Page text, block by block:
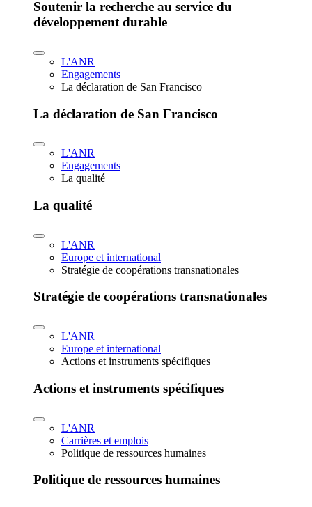
Soutenir la recherche au service du
développement durable
L'ANR
Engagements
La déclaration de San Francisco
La déclaration de San Francisco
L'ANR
Engagements
La qualité
La qualité
L'ANR
Europe et international
Stratégie de coopérations transnationales
Stratégie de coopérations transnationales
L'ANR
Europe et international
Actions et instruments spécifiques
Actions et instruments spécifiques
L'ANR
Carrières et emplois
Politique de ressources humaines
Politique de ressources humaines